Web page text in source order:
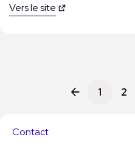
Vers le site
1 2
Contact